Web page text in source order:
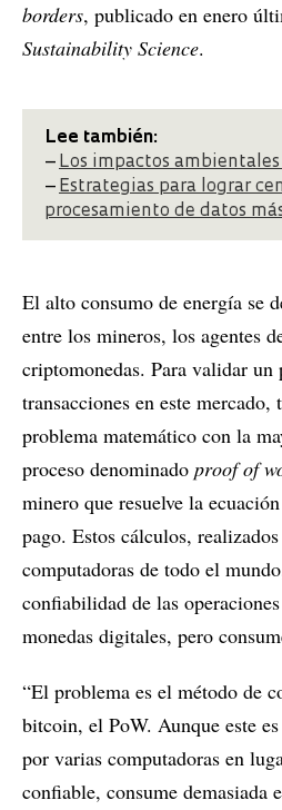
borders, publicado en enero
Sustainability Science.
Lee también:
– Los impactos
– Estrategias para lograr
procesamiento de datos
El alto consumo de energía se
entre los mineros, los agentes
criptomonedas. Para validar un
transacciones en este mercado,
problema matemático con la
proceso denominado proof of
minero que resuelve la
pago. Estos cálculos,
computadoras de todo el
confiabilidad de las
monedas digitales, pero
“El problema es el método de
bitcoin, el PoW. Aunque este
por varias computadoras en
confiable, consume demasiada